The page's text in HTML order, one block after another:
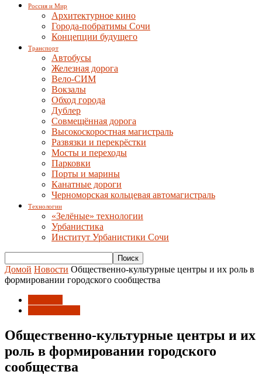
Россия и Мир
Архитектурное кино
Города-побратимы Сочи
Концепции будущего
Транспорт
Автобусы
Железная дорога
Вело-СИМ
Вокзалы
Обход города
Дублер
Совмещённая дорога
Высокоскоростная магистраль
Развязки и перекрёстки
Мосты и переходы
Парковки
Порты и марины
Канатные дороги
Черноморская кольцевая автомагистраль
Технологии
«Зелёные» технологии
Урбанистика
Институт Урбанистики Сочи
Домой Новости Общественно-культурные центры и их роль в
формировании городского сообщества
Общественно-культурные центры и их
роль в формировании городского
сообщества